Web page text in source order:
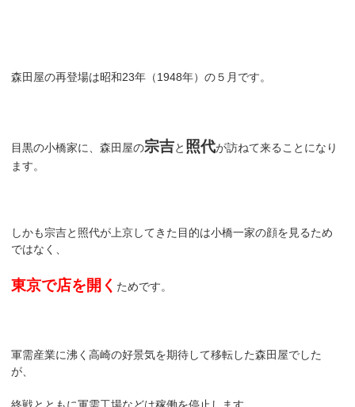
森田屋の再登場は昭和23年（1948年）の５月です。
目黒の小橋家に、森田屋の宗吉と 照代が訪ねて来ることになり
ます。
しかも宗吉と照代が上京してきた目的は小橋一家の顔を見るため
ではなく、
東京で店を開く ためです。
軍需産業に沸く高崎の好景気を期待して移転した森田屋でした
が、
終戦とともに軍需工場などは稼働を停止します。